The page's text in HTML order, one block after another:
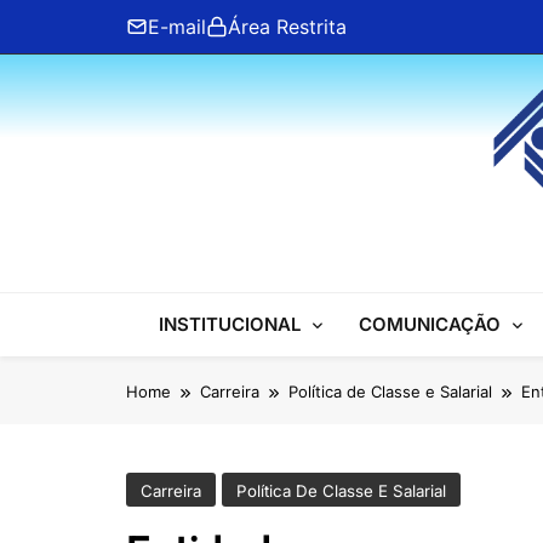
content
E-mail Área Restrita
ANFIP Nacional
INSTITUCIONAL COMUNICAÇÃO
Home Carreira Política de Classe e Salarial
Carreira Política De Classe E Salarial